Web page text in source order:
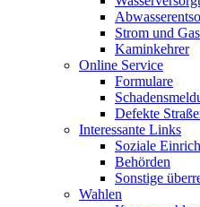
Strom und Gas
Kaminkehrer
Online Service
Formulare
Defekte
Interessante Links
Soziale
Behörden
Sonstige
Wahlen